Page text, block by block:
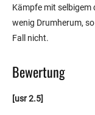
Kämpfe mit selbigem
wenig Drumherum,
Fall nicht.
Bewertung
[usr 2.5]